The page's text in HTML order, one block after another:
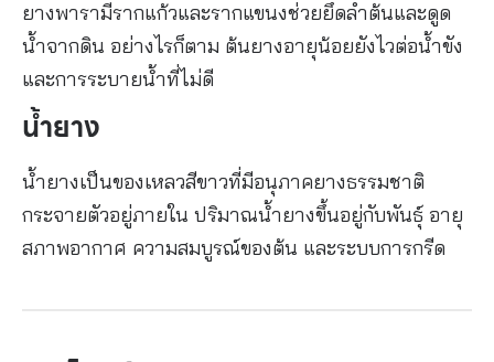
ยางพารามีรากแก้วและรากแขนงช่วยยึดลำต้นและดูด
น้ำจากดิน อย่างไรก็ตาม ต้นยางอายุน้อยยังไวต่อน้ำขัง
และการระบายน้ำที่ไม่ดี
น้ำยาง
น้ำยางเป็นของเหลวสีขาวที่มีอนุภาคยางธรรมชาติ
กระจายตัวอยู่ภายใน ปริมาณน้ำยางขึ้นอยู่กับพันธุ์ อายุ
สภาพอากาศ ความสมบูรณ์ของต้น และระบบการกรีด